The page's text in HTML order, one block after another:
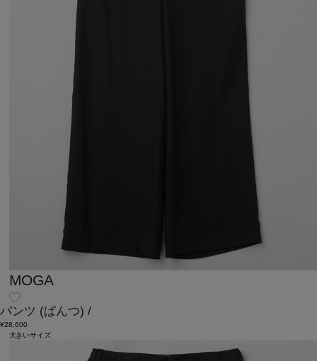
MOGA
パンツ (ぱんつ) /
¥28,600
大きいサイズ